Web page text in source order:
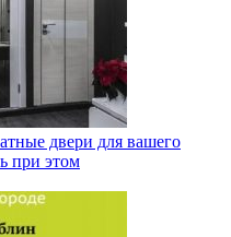
двери для вашего
при этом